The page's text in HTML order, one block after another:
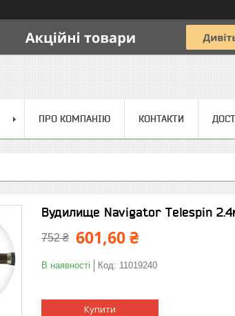
ПРО КОМПАНІЮ КОНТАКТИ
Вудилище Navigator Telespin
752 ₴ 601,60 ₴
В наявності Код: 11019240
Купити